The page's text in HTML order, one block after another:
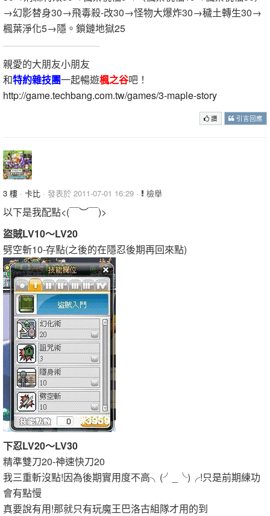
→幻影替身30→飛毒殺-改30→怪物大爆炸30→穢土轉生30→
楓葉淨化5→隱。鎖鏈地獄25
親愛的大朋友小朋友
和特約雜技團一起暢遊楓之谷吧！
http://game.techbang.com.tw/games/3-maple-story
讚 引言回應
3 樓 · 卡比 · 發表於 2011-07-01 16:29 · 檢舉
以下是我配點<(￣︶￣)>
盜賊LV10～LV20
劈空斬10-存點(之後的在隱忍後期再回來點)
下忍LV20～LV30
精準雙刀20-神速快刀20
我三重斬沒點!因為後期實用度不高╮(╯_╰)╭!只是前期練功
會有點慢
真要說有用!那就只有玩魔王巴洛古組隊才用的到